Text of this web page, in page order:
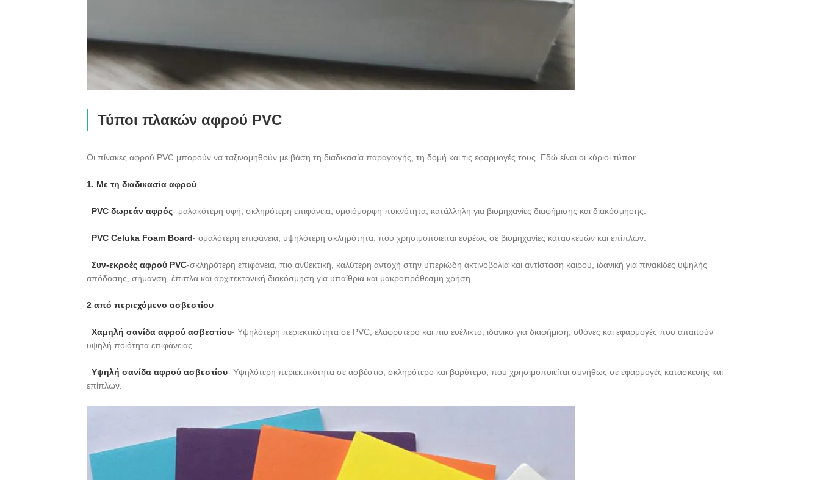
Τύποι πλακών αφρού PVC
Οι πίνακες αφρού PVC μπορούν να ταξινομηθούν με βάση τη διαδικασία παραγωγής, τη δομή και τις εφαρμογές τους. Εδώ είναι οι κύριοι τύποι:
1. Με τη διαδικασία αφρού
PVC δωρεάν αφρός- μαλακότερη υφή, σκληρότερη επιφάνεια, ομοιόμορφη πυκνότητα, κατάλληλη για βιομηχανίες διαφήμισης και διακόσμησης.
PVC Celuka Foam Board- ομαλότερη επιφάνεια, υψηλότερη σκληρότητα, που χρησιμοποιείται ευρέως σε βιομηχανίες κατασκευών και επίπλων.
Συν-εκροές αφρού PVC-σκληρότερη επιφάνεια, πιο ανθεκτική, καλύτερη αντοχή στην υπεριώδη ακτινοβολία και αντίσταση καιρού, ιδανική για πινακίδες υψηλής
απόδοσης, σήμανση, έπιπλα και αρχιτεκτονική διακόσμηση για υπαίθρια και μακροπρόθεσμη χρήση.
2 από περιεχόμενο ασβεστίου
Χαμηλή σανίδα αφρού ασβεστίου- Υψηλότερη περιεκτικότητα σε PVC, ελαφρύτερο και πιο ευέλικτο, ιδανικό για διαφήμιση, οθόνες και εφαρμογές που απαιτούν
υψηλή ποιότητα επιφάνειας.
Υψηλή σανίδα αφρού ασβεστίου- Υψηλότερη περιεκτικότητα σε ασβέστιο, σκληρότερο και βαρύτερο, που χρησιμοποιείται συνήθως σε εφαρμογές κατασκευής και
επίπλων.